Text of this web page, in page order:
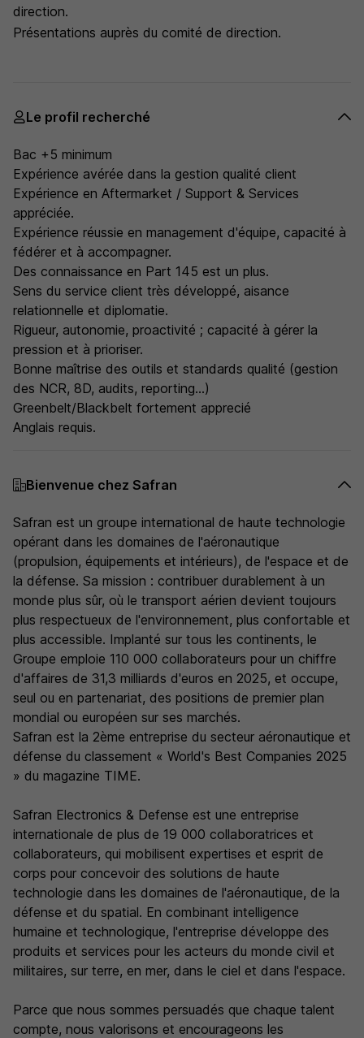
direction.
Présentations auprès du comité de direction.
Le profil recherché
Bac +5 minimum
Expérience avérée dans la gestion qualité client
Expérience en Aftermarket / Support & Services
appréciée.
Expérience réussie en management d'équipe, capacité à
fédérer et à accompagner.
Des connaissance en Part 145 est un plus.
Sens du service client très développé, aisance
relationnelle et diplomatie.
Rigueur, autonomie, proactivité ; capacité à gérer la
pression et à prioriser.
Bonne maîtrise des outils et standards qualité (gestion
des NCR, 8D, audits, reporting...)
Greenbelt/Blackbelt fortement apprecié
Anglais requis.
Bienvenue chez Safran
Safran est un groupe international de haute technologie
opérant dans les domaines de l'aéronautique
(propulsion, équipements et intérieurs), de l'espace et de
la défense. Sa mission : contribuer durablement à un
monde plus sûr, où le transport aérien devient toujours
plus respectueux de l'environnement, plus confortable et
plus accessible. Implanté sur tous les continents, le
Groupe emploie 110 000 collaborateurs pour un chiffre
d'affaires de 31,3 milliards d'euros en 2025, et occupe,
seul ou en partenariat, des positions de premier plan
mondial ou européen sur ses marchés.
Safran est la 2ème entreprise du secteur aéronautique et
défense du classement « World's Best Companies 2025
» du magazine TIME.
Safran Electronics & Defense est une entreprise
internationale de plus de 19 000 collaboratrices et
collaborateurs, qui mobilisent expertises et esprit de
corps pour concevoir des solutions de haute
technologie dans les domaines de l'aéronautique, de la
défense et du spatial. En combinant intelligence
humaine et technologique, l'entreprise développe des
produits et services pour les acteurs du monde civil et
militaires, sur terre, en mer, dans le ciel et dans l'espace.
Parce que nous sommes persuadés que chaque talent
compte, nous valorisons et encourageons les